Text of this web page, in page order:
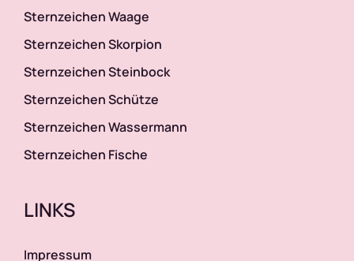
Wochenendhoroskop
Wohnhoroskop
Sternzeichen Waage
Sternzeichen Skorpion
Sternzeichen Steinbock
Sternzeichen Schütze
Sternzeichen Wassermann
Sternzeichen Fische
LINKS
Impressum